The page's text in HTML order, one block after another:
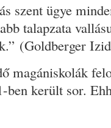
szent ügye
talapzata
(Goldberger
magániskolák
ben került sor.